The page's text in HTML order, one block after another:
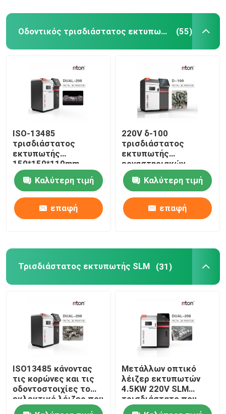
Προϊόντα
Σχετικά με εμάς
Γύρος εργοστασίων
Ποιοτικός έλεγχος
Νέα
Όλες οι περιπτώσεις
Τρισδιάστατος εκτυπωτής μετάλλων λέιζερ
Οδοντικός τρισδιάστατος εκτυπωτής μετάλλων
Οδοντικός τρισδιάστατος εκτυπωτής μετάλλων (55)
ISO-13485
τρισδιάστατος
εκτυπωτής
150*150*110mm
λέιζερ DLP μέγεθος
εκτύπωσης για τα
οδοντικά πρότυπα
μοσχευμάτων
Καλύτερη τιμή
επαφή
220V δ-100
τρισδιάστατος
εκτυπωτής
εργαστηριακών
οδοντικός μετάλλων
για την οδοντοστοιχία
μερικό Riton
Καλύτερη τιμή
επαφή
Τρισδιάστατος εκτυπωτής SLM (31)
ISO13485 κάνοντας
τις κορώνες και τις
οδοντοστοιχίες το
εκλεκτικό λέιζερ που
λειώνει τον
Μετάλλων οπτικό
λέιζερ εκτυπωτών
4.5KW 220V SLM
τρισδιάστατο που
χαρακτηρίζει τη